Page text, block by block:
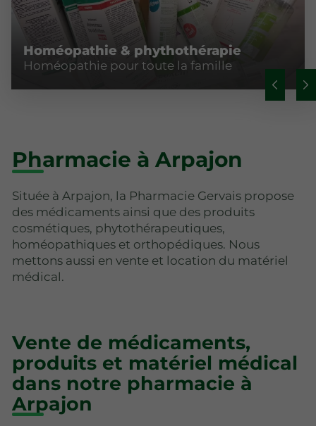
Homéopathie & phythothérapie
Homéopathie pour toute la famille
Pharmacie à Arpajon
Située à Arpajon, la Pharmacie Gervais propose
des médicaments ainsi que des produits
cosmétiques, phytothérapeutiques,
homéopathiques et orthopédiques. Nous
mettons aussi en vente et location du matériel
médical.
Vente de médicaments,
produits et matériel médical
dans notre pharmacie à
Arpajon